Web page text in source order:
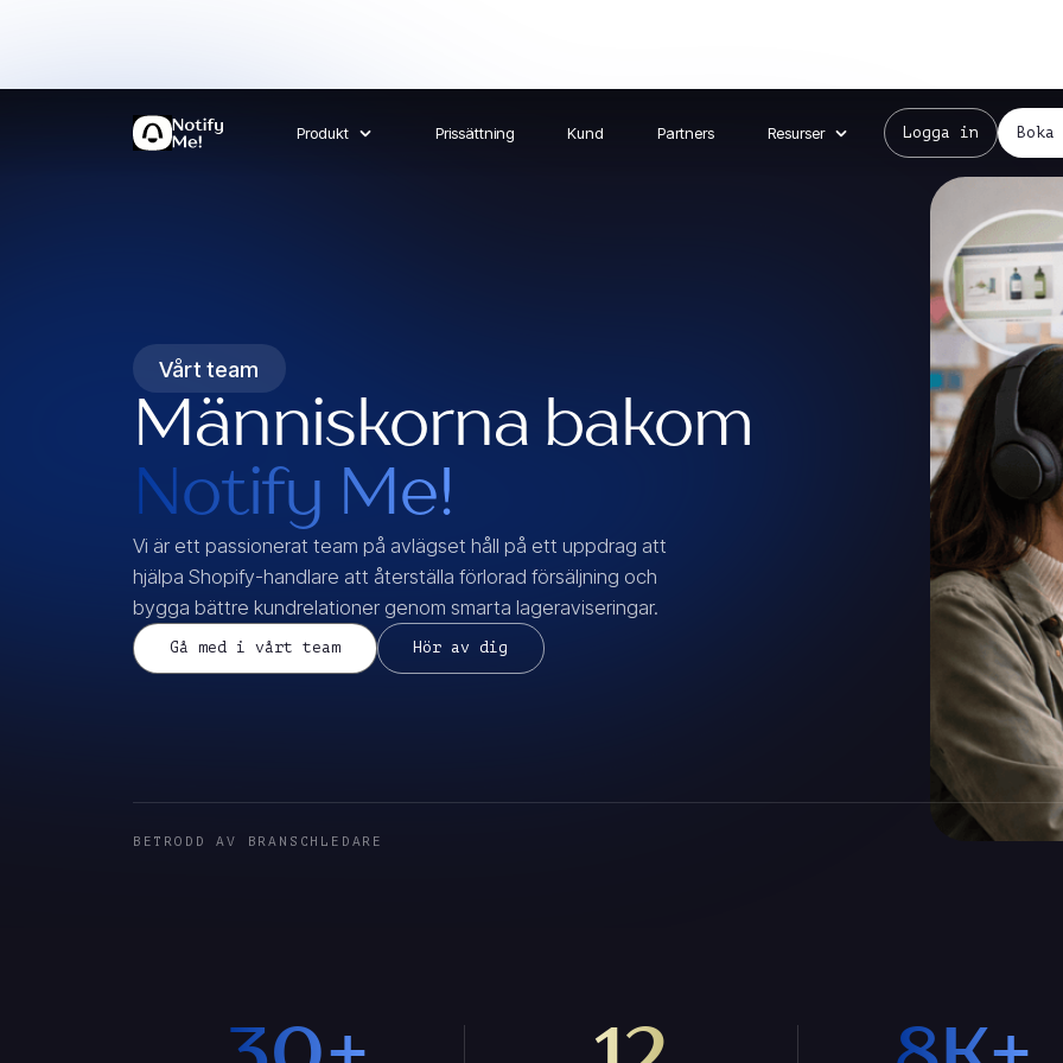
Produkt Prissättning Kund Partners Resurser Logga in Boka
Vårt team
Människorna bakom
Notify Me!
Vi är ett passionerat team på avlägset håll på ett uppdrag att
hjälpa Shopify-handlare att återställa förlorad försäljning och
bygga bättre kundrelationer genom smarta lageraviseringar.
Gå med i vårt team Hör av dig
BETRODD AV BRANSCHLEDARE